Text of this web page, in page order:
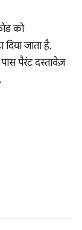
को
जाता है.
पैरंट दस्तावेज़